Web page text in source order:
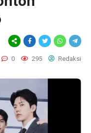
0 295 Redaksi